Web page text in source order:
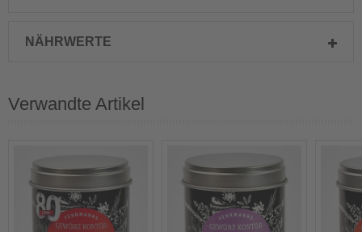
NÄHRWERTE
Verwandte Artikel